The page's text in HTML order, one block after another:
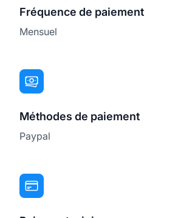
Fréquence de paiement
Mensuel
Méthodes de paiement
Paypal